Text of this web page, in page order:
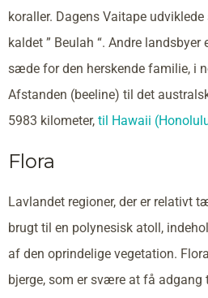
koraller. Dagens Vaitape
kaldet ” Beulah “. Andre landsbyer
sæde for den herskende familie, i
Afstanden (beeline) til det
5983 kilometer, til Hawaii
Flora
Lavlandet regioner, der er relativt
brugt til en polynesisk atoll,
af den oprindelige vegetation.
bjerge, som er svære at få adgang